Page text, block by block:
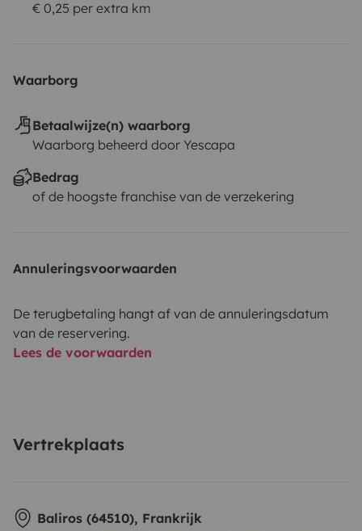
€ 0,25 per extra km
Waarborg
Betaalwijze(n) waarborg
Waarborg beheerd door Yescapa
Bedrag
of de hoogste franchise van de verzekering
Annuleringsvoorwaarden
De terugbetaling hangt af van de annuleringsdatum
van de reservering.
Lees de voorwaarden
Vertrekplaats
Baliros (64510), Frankrijk